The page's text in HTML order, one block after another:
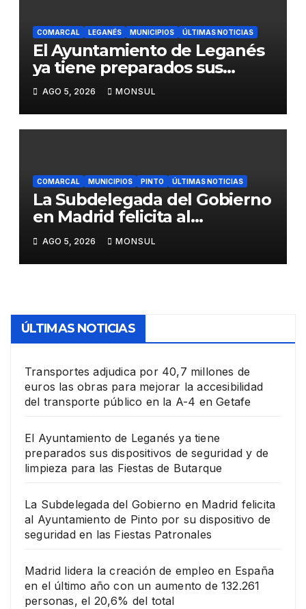
COMARCAL LEGANÉS MUNICIPIOS ÚLTIMAS NOTICIAS
El Ayuntamiento de Leganés
ya tiene preparados sus
dispositivos de seguridad y
de limpieza para las Fiestas
de Butarque
AGO 5, 2026 MONSUL
COMARCAL MUNICIPIOS PINTO ÚLTIMAS NOTICIAS
La Subdelegada del Gobierno
en Madrid felicita al
Ayuntamiento de Pinto por
su dispositivo de seguridad
en las Fiestas Patronales
AGO 5, 2026 MONSUL
ÚLTIMAS NOTICIAS
Transportes adjudica por 40,7 millones de
euros las obras para mejorar la accesibilidad
del transporte público en la A-4 en Getafe
El Ayuntamiento de Leganés ya tiene
preparados sus dispositivos de seguridad y de
limpieza para las Fiestas de Butarque
La Subdelegada del Gobierno en Madrid felicita
al Ayuntamiento de Pinto por su dispositivo de
seguridad en las Fiestas Patronales
Madrid lidera la creación de empleo en España
en el último año con un aumento de 132.261
personas, el 20,6% del total